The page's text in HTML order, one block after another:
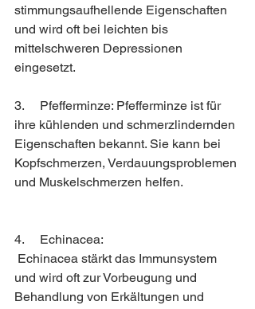
stimmungsaufhellende Eigenschaften
und wird oft bei leichten bis
mittelschweren Depressionen
eingesetzt.
3.     Pfefferminze: Pfefferminze ist für
ihre kühlenden und schmerzlindernden
Eigenschaften bekannt. Sie kann bei
Kopfschmerzen, Verdauungsproblemen
und Muskelschmerzen helfen.
4.     Echinacea:
und wird oft zur Vorbeugung und
Behandlung von Erkältungen und